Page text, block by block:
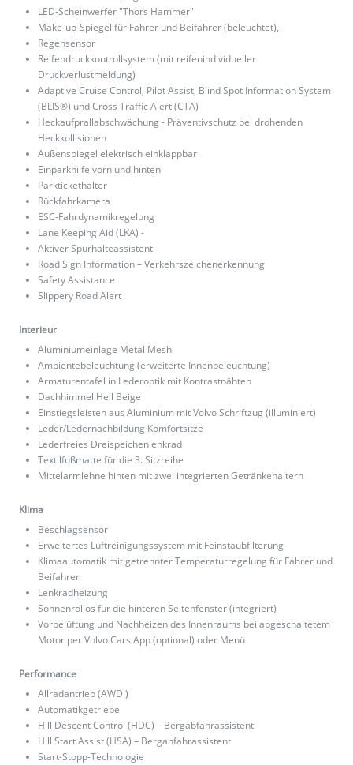
LED-Scheinwerfer "Thors Hammer"
Make-up-Spiegel für Fahrer und Beifahrer (beleuchtet),
Regensensor
Reifendruckkontrollsystem (mit reifenindividueller
Druckverlustmeldung)
Adaptive Cruise Control, Pilot Assist, Blind Spot Information System
(BLIS®) und Cross Traffic Alert (CTA)
Heckaufprallabschwächung - Präventivschutz bei drohenden
Heckkollisionen
Außenspiegel elektrisch einklappbar
Einparkhilfe vorn und hinten
Parktickethalter
Rückfahrkamera
ESC-Fahrdynamikregelung
Lane Keeping Aid (LKA) -
Aktiver Spurhalteassistent
Road Sign Information – Verkehrszeichenerkennung
Safety Assistance
Slippery Road Alert
Interieur
Aluminiumeinlage Metal Mesh
Ambientebeleuchtung (erweiterte Innenbeleuchtung)
Armaturentafel in Lederoptik mit Kontrastnähten
Dachhimmel Hell Beige
Einstiegsleisten aus Aluminium mit Volvo Schriftzug (illuminiert)
Leder/Ledernachbildung Komfortsitze
Lederfreies Dreispeichenlenkrad
Textilfußmatte für die 3. Sitzreihe
Mittelarmlehne hinten mit zwei integrierten Getränkehaltern
Klima
Beschlagsensor
Erweitertes Luftreinigungssystem mit Feinstaubfilterung
Klimaautomatik mit getrennter Temperaturregelung für Fahrer und
Beifahrer
Lenkradheizung
Sonnenrollos für die hinteren Seitenfenster (integriert)
Vorbelüftung und Nachheizen des Innenraums bei abgeschaltetem
Motor per Volvo Cars App (optional) oder Menü
Performance
Allradantrieb (AWD )
Automatikgetriebe
Hill Descent Control (HDC) – Bergabfahrassistent
Hill Start Assist (HSA) – Berganfahrassistent
Start-Stopp-Technologie